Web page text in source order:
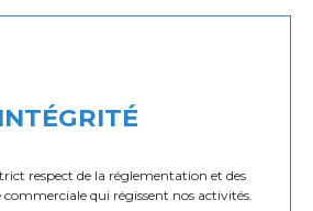
INTÉGRITÉ
respect de la réglementation et des
commerciale qui régissent nos activités.